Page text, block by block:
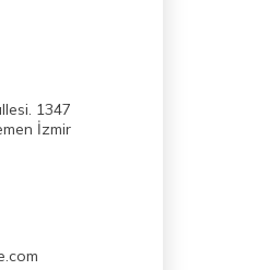
1347
İzmir